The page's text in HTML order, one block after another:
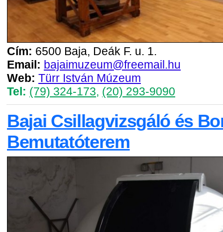
Cím: 6500 Baja, Deák F. u. 1.
Email: bajaimuzeum@freemail.hu
Web: Türr István Múzeum
Tel: (79) 324-173, (20) 293-9090
Bajai Csillagvizsgáló és
Bemutatóterem